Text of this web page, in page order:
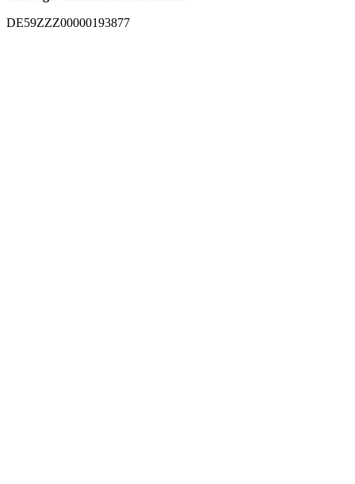
DE59ZZZ00000193877